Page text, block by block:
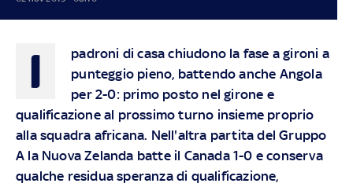
I
padroni di casa chiudono la fase a gironi a
punteggio pieno, battendo anche Angola
per 2-0: primo posto nel girone e
qualificazione al prossimo turno insieme proprio
alla squadra africana. Nell'altra partita del Gruppo
A la Nuova Zelanda batte il Canada 1-0 e conserva
qualche residua speranza di qualificazione,